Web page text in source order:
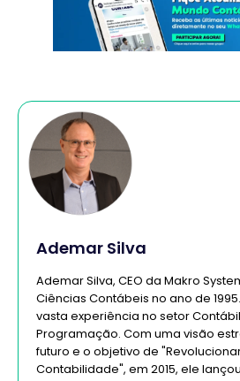
Ademar Silva
Ademar Silva, CEO da Makro
Ciências Contábeis no ano de
vasta experiência no setor
Programação. Com uma visão
futuro e o objetivo de
Contabilidade", em 2015, ele